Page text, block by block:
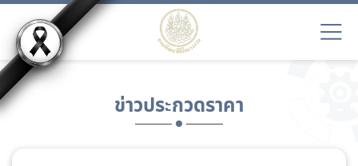
ข่าวประกวดราคา